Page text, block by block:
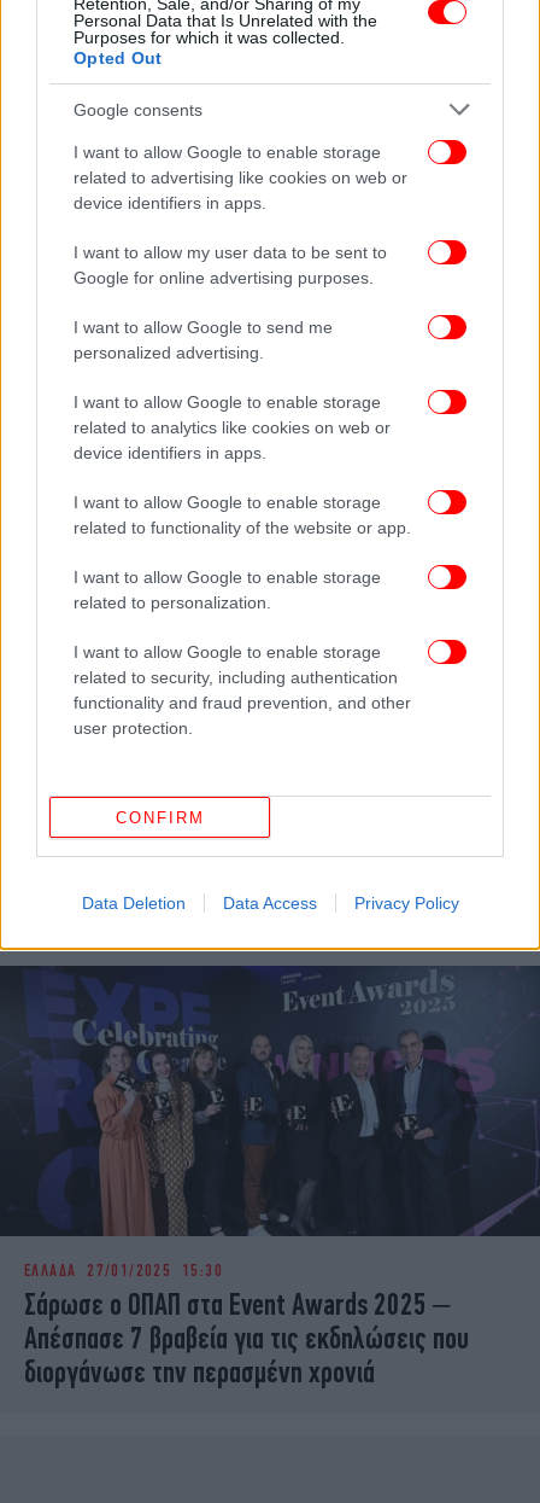
Personal Data that Is Unrelated with the
Purposes for which it was collected.
Opted Out
Google consents
I want to allow Google to enable storage
related to advertising like cookies on web or
device identifiers in apps.
I want to allow my user data to be sent to
Google for online advertising purposes.
I want to allow Google to send me
personalized advertising.
I want to allow Google to enable storage
related to analytics like cookies on web or
device identifiers in apps.
I want to allow Google to enable storage
related to functionality of the website or app.
I want to allow Google to enable storage
related to personalization.
I want to allow Google to enable storage
related to security, including authentication
functionality and fraud prevention, and other
user protection.
CONFIRM
Data Deletion Data Access Privacy Policy
στα New Designers Awards με χορηγό το ΣΚΡΑΤΣ
ΕΛΛΑΔΑ 09/04/2025 13:02
Πολλαπλές διακρίσεις για τη Stoiximan στα
Sports Marketing Awards 2025
ΕΛΛΑΔΑ 06/03/2025 22:09
Κορυφαίες διακρίσεις για τον ΟΠΑΠ στα Finance
& Accounting Awards 2025
ΕΛΛΑΔΑ 27/01/2025 15:30
Σάρωσε ο ΟΠΑΠ στα Event Awards 2025 –
Απέσπασε 7 βραβεία για τις εκδηλώσεις που
διοργάνωσε την περασμένη χρονιά